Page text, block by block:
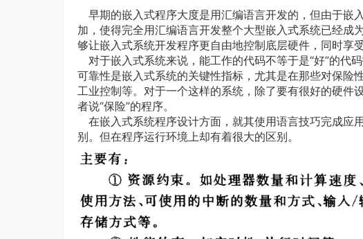
早期的嵌入式程序大度是用汇编语言开发的，但由于嵌
加，使得完全用汇编语言开发整个大型嵌入式系统已经
够让嵌入式系统开发程序更自由地控制底层硬件，同时享
对于嵌入式系统来说，能工作的代码不等于是“好”的代
可靠性是嵌入式系统的关键性指标，尤其是在那些对保险
工业控制等。对于一个这样的系统，除了要有很好的硬件
者说“保险”的程序。
在嵌入式系统程序设计方面，就其使用语言技巧完成应
别。但在程序运行环境上却有着很大的区别。